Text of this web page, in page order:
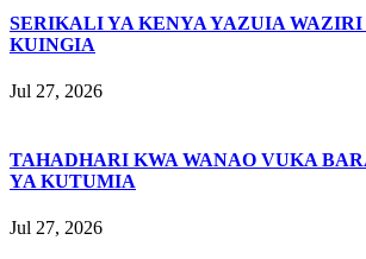
SERIKALI YA KENYA YAZUIA WAZIRI
KUINGIA
Jul 27, 2026
TAHADHARI KWA WANAO VUKA
YA KUTUMIA
Jul 27, 2026